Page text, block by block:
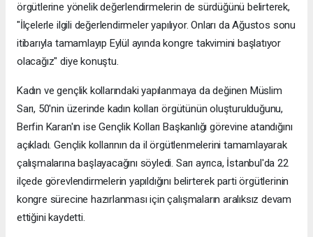
örgütlerine yönelik değerlendirmelerin de sürdüğünü belirterek,
"İlçelerle ilgili değerlendirmeler yapılıyor. Onları da Ağustos sonu
itibarıyla tamamlayıp Eylül ayında kongre takvimini başlatıyor
olacağız" diye konuştu.
Kadın ve gençlik kollarındaki yapılanmaya da değinen Müslim
Sarı, 50'nin üzerinde kadın kolları örgütünün oluşturulduğunu,
Berfin Karan'ın ise Gençlik Kolları Başkanlığı görevine atandığını
açıkladı. Gençlik kollarının da il örgütlenmelerini tamamlayarak
çalışmalarına başlayacağını söyledi. Sarı ayrıca, İstanbul'da 22
ilçede görevlendirmelerin yapıldığını belirterek parti örgütlerinin
kongre sürecine hazırlanması için çalışmaların aralıksız devam
ettiğini kaydetti.